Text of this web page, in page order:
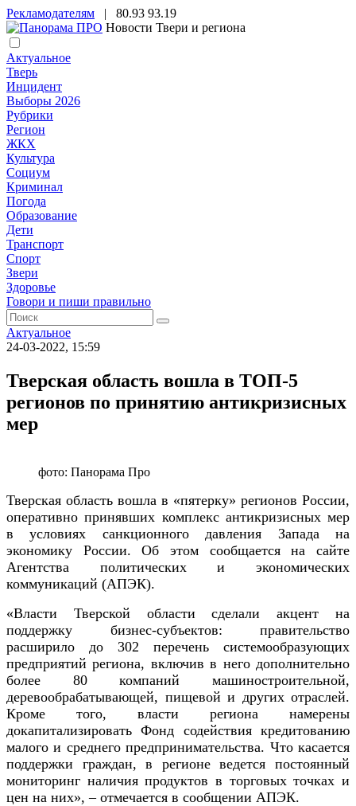
Рекламодателям | 80.93 93.19
Новости Твери и региона
Актуальное
Тверь
Инцидент
Выборы 2026
Рубрики
Регион
ЖКХ
Культура
Социум
Криминал
Погода
Образование
Дети
Транспорт
Спорт
Звери
Здоровье
Говори и пиши правильно
Актуальное
24-03-2022, 15:59
Тверская область вошла в ТОП-5
регионов по принятию антикризисных
мер
фото: Панорама Про
Тверская область вошла в «пятерку» регионов России,
оперативно принявших комплекс антикризисных мер
в условиях санкционного давления Запада на
экономику России. Об этом сообщается на сайте
Агентства политических и экономических
коммуникаций (АПЭК).
«Власти Тверской области сделали акцент на
поддержку бизнес-субъектов: правительство
расширило до 302 перечень системообразующих
предприятий региона, включив в него дополнительно
более 80 компаний машиностроительной,
деревообрабатывающей, пищевой и других отраслей.
Кроме того, власти региона намерены
докапитализировать Фонд содействия кредитованию
малого и среднего предпринимательства. Что касается
поддержки граждан, в регионе ведется постоянный
мониторинг наличия продуктов в торговых точках и
цен на них», – отмечается в сообщении АПЭК.